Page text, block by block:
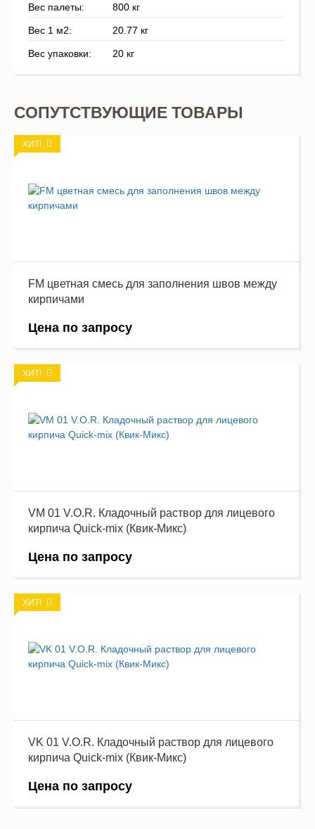
Вес палеты: 800 кг
Вес 1 м2: 20.77 кг
Вес упаковки: 20 кг
СОПУТСТВУЮЩИЕ ТОВАРЫ
FM цветная смесь для заполнения швов между
кирпичами
Цена по запросу
ХИТ!
VM 01 V.O.R. Кладочный раствор для лицевого
кирпича Quick-mix (Квик-Микс)
Цена по запросу
ХИТ!
VK 01 V.O.R. Кладочный раствор для лицевого
кирпича Quick-mix (Квик-Микс)
Цена по запросу
ХИТ!